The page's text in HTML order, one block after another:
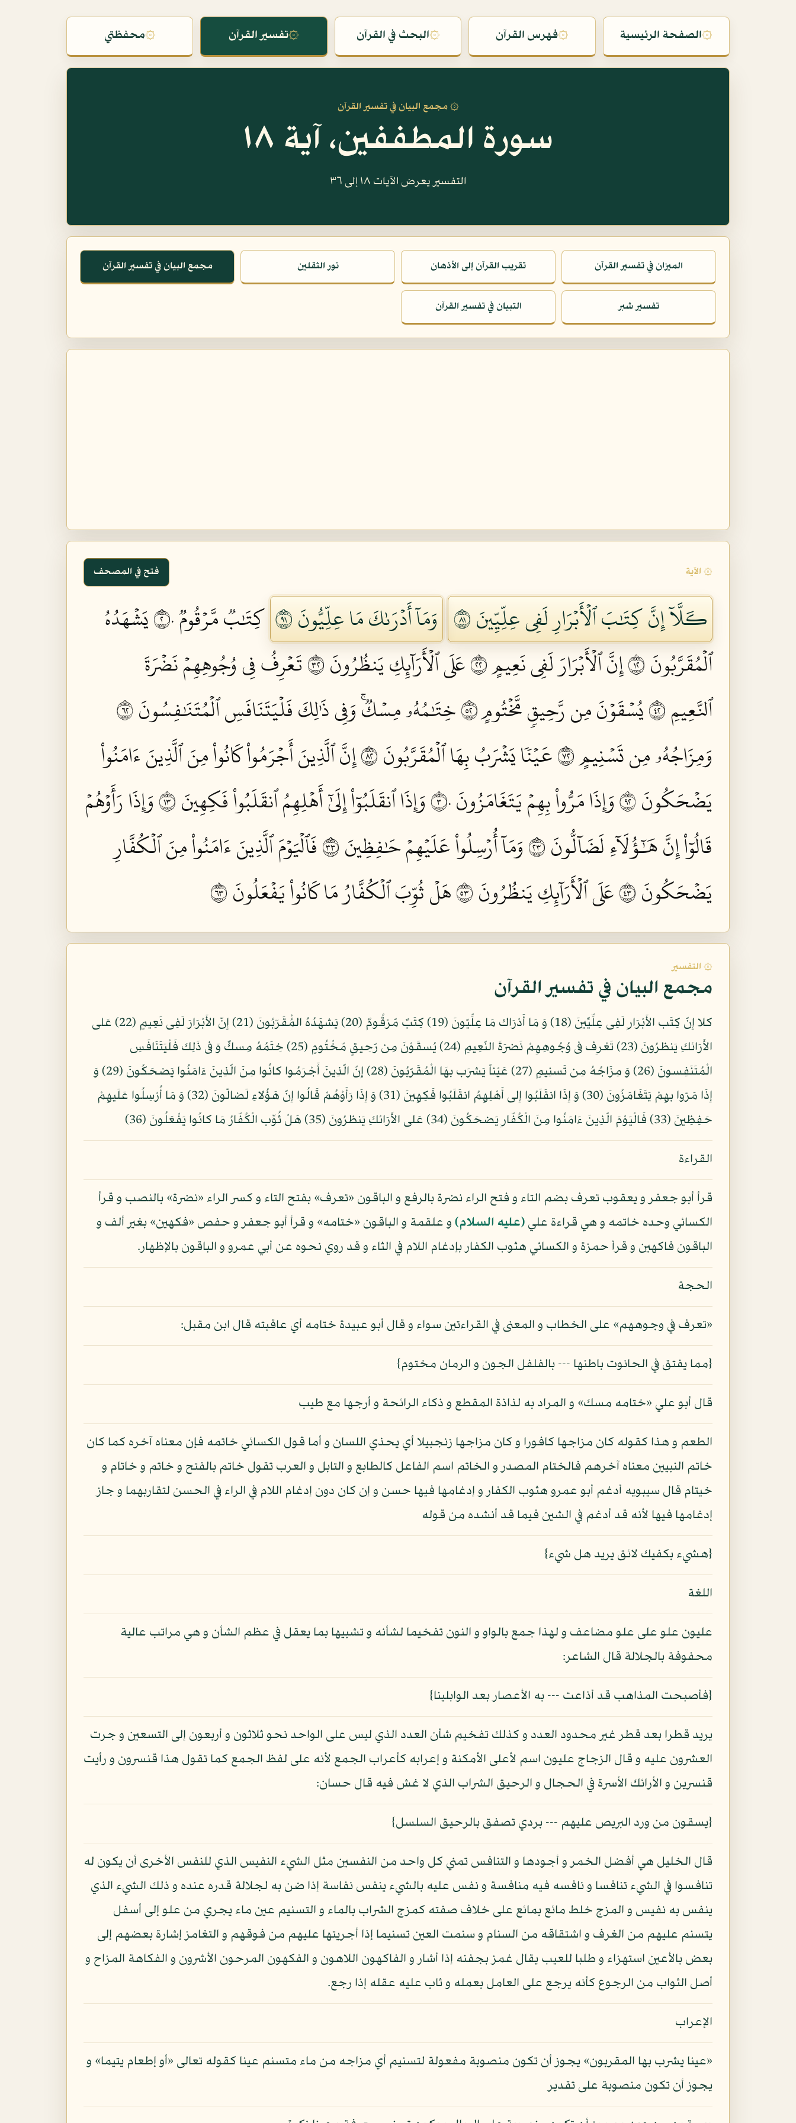
۞الصفحة الرئيسية ۞فهرس القرآن ۞البحث في القرآن ۞تفسير القرآن ۞محفظتي
۞ مجمع البيان في تفسير القرآن
سورة المطففين، آية ١٨
التفسير يعرض الآيات ١٨ إلى ٣٦
الميزان في تفسير القرآن تقريب القرآن إلى الأذهان نور الثقلين مجمع البيان في تفسير القرآن
تفسير شبر التبيان في تفسير القرآن
۞ الآية فتح في المصحف
كـَلَّآ إِنَّ كِتَٰبَ ٱلۡأَبۡرَارِ لَفِي عِلِّيِّينَ ١٨ وَمَآ أَدۡرَىٰكَ مَا عِلِّيُّونَ ١٩ كِتَٰبٞ مَّرۡقُومٞ ٢٠
يَشۡهَدُهُ
ٱلۡمُقَرَّبُونَ ٢١
إِنَّ ٱلۡأَبۡرَارَ لَفِي نَعِيمٍ ٢٢ عَلَى ٱلۡأَرَآئِكِ يَنظُرُونَ ٢٣
تَعۡرِفُ فِي وُجُوهِهِمۡ نَضۡرَةَ
ٱلنَّعِيمِ ٢٤
يُسۡقَوۡنَ مِن رَّحِيقٖ مَّخۡتُومٍ ٢٥
خِتَٰمُهُۥ مِسۡكٞۚ وَفِي ذَٰلِكَ فَلۡيَتَنَافَسِ ٱلۡمُتَنَٰفِسُونَ ٢٦
وَمِزَاجُهُۥ مِن تَسۡنِيمٍ ٢٧
عَيۡنٗا يَشۡرَبُ بِهَا ٱلۡمُقَرَّبُونَ ٢٨
إِنَّ ٱلَّذِينَ أَجۡرَمُواْ كَانُواْ مِنَ ٱلَّذِينَ ءَامَنُواْ
يَضۡحَكُونَ ٢٩
وَإِذَا مَرُّواْ بِهِمۡ يَتَغَامَزُونَ ٣٠ وَإِذَا ٱنقَلَبُوٓاْ إِلَىٰٓ أَهۡلِهِمُ ٱنقَلَبُواْ فَكِهِينَ ٣١
وَإِذَا رَأَوۡهُمۡ
قَالُوٓاْ إِنَّ هَٰٓؤُلَآءِ لَضَآلُّونَ ٣٢
وَمَآ أُرۡسِلُواْ عَلَيۡهِمۡ حَٰفِظِينَ ٣٣
فَٱلۡيَوۡمَ ٱلَّذِينَ ءَامَنُواْ مِنَ ٱلۡكُفَّارِ
يَضۡحَكُونَ ٣٤
عَلَى ٱلۡأَرَآئِكِ يَنظُرُونَ ٣٥ هَلۡ ثُوِّبَ ٱلۡكُفَّارُ مَا كَانُواْ يَفۡعَلُونَ ٣٦
۞ التفسير
مجمع البيان في تفسير القرآن
كلا إِنّ كِتَب الأَبْرَارِ لَفِى عِلِّيِّينَ (18) وَ مَا أَدْرَاك مَا عِلِّيّونَ (19) كِتَبٌ مّرْقُومٌ (20) يَشهَدُهُ المُْقَرّبُونَ (21) إِنّ الأَبْرَارَ لَفِى نَعِيمٍ (22) عَلى
الأَرَائكِ يَنظرُونَ (23) تَعْرِف فى وُجُوهِهِمْ نَضرَةَ النّعِيمِ (24) يُسقَوْنَ مِن رّحِيقٍ مّخْتُومٍ (25) خِتَمُهُ مِسكٌ وَ فى ذَلِك فَلْيَتَنَافَسِ
الْمُتَنَفِسونَ (26) وَ مِزَاجُهُ مِن تَسنِيمٍ (27) عَيْناً يَشرَب بهَا الْمُقَرّبُونَ (28) إِنّ الّذِينَ أَجْرَمُوا كانُوا مِنَ الّذِينَ ءَامَنُوا يَضحَكُونَ (29) وَ
إِذَا مَرّوا بهِمْ يَتَغَامَزُونَ (30) وَ إِذَا انقَلَبُوا إِلى أَهْلِهِمُ انقَلَبُوا فَكِهِينَ (31) وَ إِذَا رَأَوْهُمْ قَالُوا إِنّ هَؤُلاءِ لَضالّونَ (32) وَ مَا أُرْسِلُوا عَلَيهِمْ
حَفِظِينَ (33) فَالْيَوْمَ الّذِينَ ءَامَنُوا مِنَ الْكُفّارِ يَضحَكُونَ (34) عَلى الأَرَائكِ يَنظرُونَ (35) هَلْ ثُوِّب الْكُفّارُ مَا كانُوا يَفْعَلُونَ (36)
القراءة
قرأ أبو جعفر و يعقوب تعرف بضم التاء و فتح الراء نضرة بالرفع و الباقون «تعرف» بفتح التاء و كسر الراء «نضرة» بالنصب و قرأ
الكسائي وحده خاتمه و هي قراءة علي (عليه السلام) و علقمة و الباقون «ختامه» و قرأ أبو جعفر و حفص «فكهين» بغير ألف و
الباقون فاكهين و قرأ حمزة و الكسائي هثوب الكفار بإدغام اللام في الثاء و قد روي نحوه عن أبي عمرو و الباقون بالإظهار.
الحجة
«تعرف في وجوههم» على الخطاب و المعنى في القراءتين سواء و قال أبو عبيدة ختامه أي عاقبته قال ابن مقبل:
{مما يفتق في الحانوت باطنها --- بالفلفل الجون و الرمان مختوم}
قال أبو علي «ختامه مسك» و المراد به لذاذة المقطع و ذكاء الرائحة و أرجها مع طيب
الطعم و هذا كقوله كان مزاجها كافورا و كان مزاجها زنجبيلا أي يحذي اللسان و أما قول الكسائي خاتمه فإن معناه آخره كما كان
خاتم النبيين معناه آخرهم فالختام المصدر و الخاتم اسم الفاعل كالطابع و التابل و العرب تقول خاتم بالفتح و خاتم و خاتام و
خيتام قال سيبويه أدغم أبو عمرو هثوب الكفار و إدغامها فيها حسن و إن كان دون إدغام اللام في الراء في الحسن لتقاربهما و جاز
إدغامها فيها لأنه قد أدغم في الشين فيما قد أنشده من قوله
{هشيء بكفيك لائق يريد هل شيء}
اللغة
عليون علو على علو مضاعف و لهذا جمع بالواو و النون تفخيما لشأنه و تشبيها بما يعقل في عظم الشأن و هي مراتب عالية
محفوفة بالجلالة قال الشاعر:
{فأصبحت المذاهب قد أذاعت --- به الأعصار بعد الوابلينا}
يريد قطرا بعد قطر غير محدود العدد و كذلك تفخيم شأن العدد الذي ليس على الواحد نحو ثلاثون و أربعون إلى التسعين و جرت
العشرون عليه و قال الزجاج عليون اسم لأعلى الأمكنة و إعرابه كأعراب الجمع لأنه على لفظ الجمع كما تقول هذا قنسرون و رأيت
قنسرين و الأرائك الأسرة في الحجال و الرحيق الشراب الذي لا غش فيه قال حسان:
{يسقون من ورد البريص عليهم --- بردي تصفق بالرحيق السلسل}
قال الخليل هي أفضل الخمر و أجودها و التنافس تمني كل واحد من النفسين مثل الشيء النفيس الذي للنفس الأخرى أن يكون له
تنافسوا في الشيء تنافسا و نافسه فيه منافسة و نفس عليه بالشيء ينفس نفاسة إذا ضن به لجلالة قدره عنده و ذلك الشيء الذي
ينفس به نفيس و المزج خلط مائع بمائع على خلاف صفته كمزج الشراب بالماء و التسنيم عين ماء يجري من علو إلى أسفل
يتسنم عليهم من الغرف و اشتقاقه من السنام و سنمت العين تسنيما إذا أجريتها عليهم من فوقهم و التغامز إشارة بعضهم إلى
بعض بالأعين استهزاء و طلبا للعيب يقال غمز بجفنه إذا أشار و الفاكهون اللاهون و الفكهون المرحون الأشرون و الفكاهة المزاح و
أصل الثواب من الرجوع كأنه يرجع على العامل بعمله و ثاب عليه عقله إذا رجع.
الإعراب
«عينا يشرب بها المقربون» يجوز أن تكون منصوبة مفعولة لتسنيم أي مزاجه من ماء متسنم عينا كقوله تعالى «أو إطعام يتيما» و
يجوز أن تكون منصوبة على تقدير